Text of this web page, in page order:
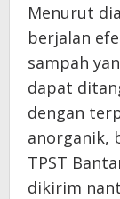
Menurut
berjalan
sampah
dapat
dengan
anorganik,
TPST
dikirim